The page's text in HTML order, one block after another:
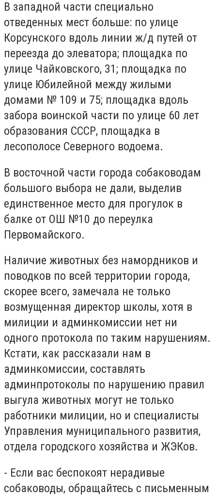
В западной части специально
отведенных мест больше: по улице
Корсунского вдоль линии ж/д путей от
переезда до элеватора; площадка по
улице Чайковского, 31; площадка по
улице Юбилейной между жилыми
домами № 109 и 75; площадка вдоль
забора воинской части по улице 60 лет
образования СССР, площадка в
лесополосе Северного водоема.
В восточной части города собаководам
большого выбора не дали, выделив
единственное место для прогулок в
балке от ОШ №10 до переулка
Первомайского.
Наличие животных без намордников и
поводков по всей территории города,
скорее всего, замечала не только
возмущенная директор школы, хотя в
милиции и админкомиссии нет ни
одного протокола по таким нарушениям.
Кстати, как рассказали нам в
админкомиссии, составлять
админпротоколы по нарушению правил
выгула животных могут не только
работники милиции, но и специалисты
Управления муниципального развития,
отдела городского хозяйства и ЖЭКов.
- Если вас беспокоят нерадивые
собаководы, обращайтесь с письменным